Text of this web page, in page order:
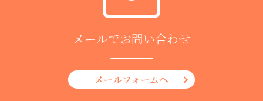
メールでお問い合わせ
メールフォームへ